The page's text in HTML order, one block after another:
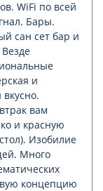
WiFi по всей
Бары.
сан сет бар и
и
вам
и красную
Изобилие
Много
концепцию